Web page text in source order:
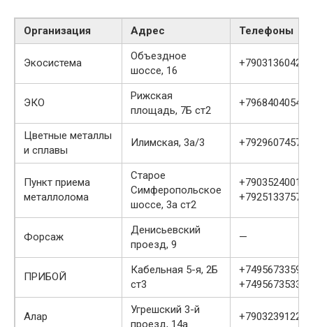
Организация Адрес Телефоны
Экосистема
Объездное
шоссе, 16
+79031360425
ЭКО
Рижская
площадь, 7Б ст2
+79684040547
Цветные металлы
и сплавы
Илимская, 3а/3 +79296074579
Пункт приема
металлолома
Старое
Симферопольское
шоссе, 3а ст2
+79035240010
+79251337571
Форсаж
Денисьевский
проезд, 9
—
ПРИБОЙ
Кабельная 5-я, 2Б
ст3
+74956733593
+74956735335
Алар
Угрешский 3-й
проезд, 14а
+79032391229